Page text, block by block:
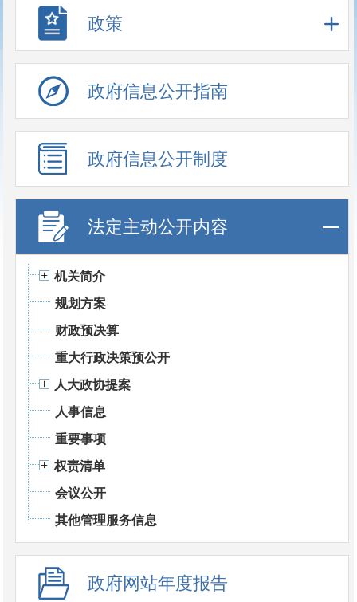
政策
政府信息公开指南
政府信息公开制度
法定主动公开内容
机关简介
规划方案
财政预决算
重大行政决策预公开
人大政协提案
人事信息
重要事项
权责清单
会议公开
其他管理服务信息
政府网站年度报告